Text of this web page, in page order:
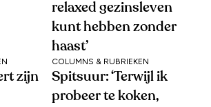
relaxed gezinsleven
kunt hebben zonder
haast’
zijn
COLUMNS & RUBRIEKEN
Spitsuur: ‘Terwijl ik
probeer te koken,